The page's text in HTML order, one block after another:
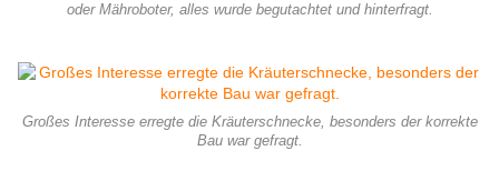
oder Mähroboter, alles wurde begutachtet und hinterfragt.
Großes Interesse erregte die Kräuterschnecke, besonders der korrekte
Bau war gefragt.